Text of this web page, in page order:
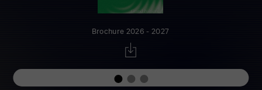
Brochure 2026 - 2027